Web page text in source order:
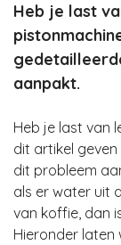
Heb je last
aanpakt.
Heb je last van
dit artikel
dit probleem
als er water uit
van koffie, dan
Hieronder laten